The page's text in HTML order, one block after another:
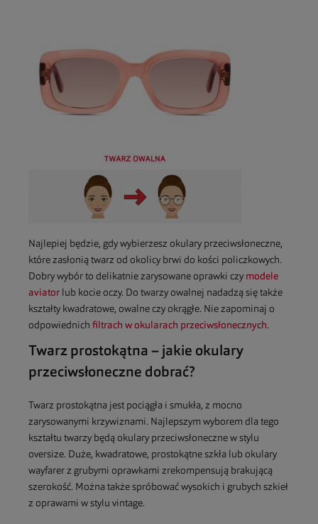
Najlepiej będzie, gdy wybierzesz okulary przeciwsłoneczne,
które zasłonią twarz od okolicy brwi do kości policzkowych.
Dobry wybór to delikatnie zarysowane oprawki czy modele
aviator lub kocie oczy. Do twarzy owalnej nadadzą się także
kształty kwadratowe, owalne czy okrągłe. Nie zapominaj o
odpowiednich filtrach w okularach przeciwsłonecznych.
Twarz prostokątna – jakie okulary
przeciwsłoneczne dobrać?
Twarz prostokątna jest pociągła i smukła, z mocno
zarysowanymi krzywiznami. Najlepszym wyborem dla tego
kształtu twarzy będą okulary przeciwsłoneczne w stylu
oversize. Duże, kwadratowe, prostokątne szkła lub okulary
wayfarer z grubymi oprawkami zrekompensują brakującą
szerokość. Można także spróbować wysokich i grubych szkieł
z oprawami w stylu vintage.